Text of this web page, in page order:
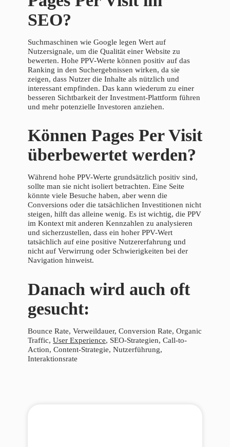
SEO?
Suchmaschinen wie Google legen Wert auf
Nutzersignale, um die Qualität einer Website zu
bewerten. Hohe PPV-Werte können positiv auf das
Ranking in den Suchergebnissen wirken, da sie
zeigen, dass Nutzer die Inhalte als nützlich und
interessant empfinden. Das kann wiederum zu einer
besseren Sichtbarkeit der Investment-Plattform führen
und mehr potenzielle Investoren anziehen.
Können Pages Per Visit
überbewertet werden?
Während hohe PPV-Werte grundsätzlich positiv sind,
sollte man sie nicht isoliert betrachten. Eine Seite
könnte viele Besuche haben, aber wenn die
Conversions oder die tatsächlichen Investitionen nicht
steigen, hilft das alleine wenig. Es ist wichtig, die PPV
im Kontext mit anderen Kennzahlen zu analysieren
und sicherzustellen, dass ein hoher PPV-Wert
tatsächlich auf eine positive Nutzererfahrung und
nicht auf Verwirrung oder Schwierigkeiten bei der
Navigation hinweist.
Danach wird auch oft
gesucht:
Bounce Rate, Verweildauer, Conversion Rate, Organic
Traffic, User Experience, SEO-Strategien, Call-to-
Action, Content-Strategie, Nutzerführung,
Interaktionsrate